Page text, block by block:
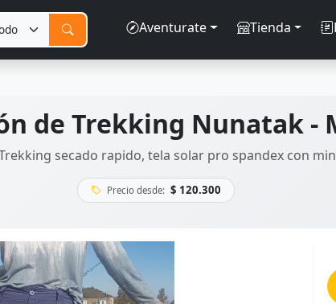
Aventurate
Tienda
de Trekking Nunatak -
secado rapido, tela solar pro spandex con
Precio desde: $ 120.300